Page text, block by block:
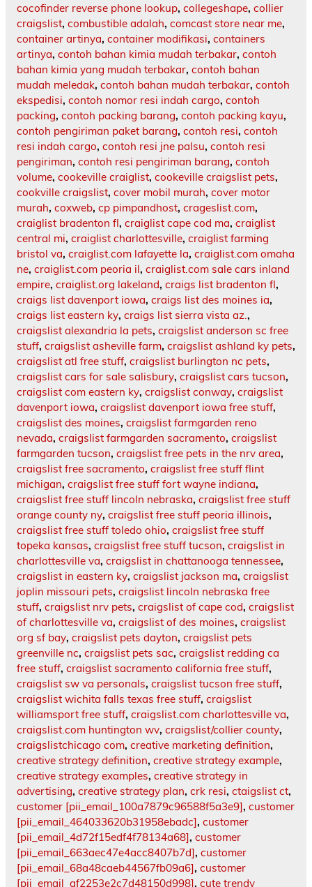
cocofinder reverse phone lookup, collegeshape, collier
craigslist, combustible adalah, comcast store near me,
container artinya, container modifikasi, containers
artinya, contoh bahan kimia mudah terbakar, contoh
bahan kimia yang mudah terbakar, contoh bahan
mudah meledak, contoh bahan mudah terbakar, contoh
ekspedisi, contoh nomor resi indah cargo, contoh
packing, contoh packing barang, contoh packing kayu,
contoh pengiriman paket barang, contoh resi, contoh
resi indah cargo, contoh resi jne palsu, contoh resi
pengiriman, contoh resi pengiriman barang, contoh
volume, cookeville craiglist, cookeville craigslist pets,
cookville craigslist, cover mobil murah, cover motor
murah, coxweb, cp pimpandhost, crageslist.com,
craiglist bradenton fl, craiglist cape cod ma, craiglist
central mi, craiglist charlottesville, craiglist farming
bristol va, craiglist.com lafayette la, craiglist.com omaha
ne, craiglist.com peoria il, craiglist.com sale cars inland
empire, craiglist.org lakeland, craigs list bradenton fl,
craigs list davenport iowa, craigs list des moines ia,
craigs list eastern ky, craigs list sierra vista az.,
craigslist alexandria la pets, craigslist anderson sc free
stuff, craigslist asheville farm, craigslist ashland ky pets,
craigslist atl free stuff, craigslist burlington nc pets,
craigslist cars for sale salisbury, craigslist cars tucson,
craigslist com eastern ky, craigslist conway, craigslist
davenport iowa, craigslist davenport iowa free stuff,
craigslist des moines, craigslist farmgarden reno
nevada, craigslist farmgarden sacramento, craigslist
farmgarden tucson, craigslist free pets in the nrv area,
craigslist free sacramento, craigslist free stuff flint
michigan, craigslist free stuff fort wayne indiana,
craigslist free stuff lincoln nebraska, craigslist free stuff
orange county ny, craigslist free stuff peoria illinois,
craigslist free stuff toledo ohio, craigslist free stuff
topeka kansas, craigslist free stuff tucson, craigslist in
charlottesville va, craigslist in chattanooga tennessee,
craigslist in eastern ky, craigslist jackson ma, craigslist
joplin missouri pets, craigslist lincoln nebraska free
stuff, craigslist nrv pets, craigslist of cape cod, craigslist
of charlottesville va, craigslist of des moines, craigslist
org sf bay, craigslist pets dayton, craigslist pets
greenville nc, craigslist pets sac, craigslist redding ca
free stuff, craigslist sacramento california free stuff,
craigslist sw va personals, craigslist tucson free stuff,
craigslist wichita falls texas free stuff, craigslist
williamsport free stuff, craigslist.com charlottesville va,
craigslist.com huntington wv, craigslist/collier county,
craigslistchicago com, creative marketing definition,
creative strategy definition, creative strategy example,
creative strategy examples, creative strategy in
advertising, creative strategy plan, crk resi, ctaigslist ct,
customer [pii_email_100a7879c96588f5a3e9], customer
[pii_email_464033620b31958ebadc], customer
[pii_email_4d72f15edf4f78134a68], customer
[pii_email_663aec47e4acc8407b7d], customer
[pii_email_68a48caeb44567fb09a6], customer
[pii_email_af2253e2c7d48150d998], cute trendy